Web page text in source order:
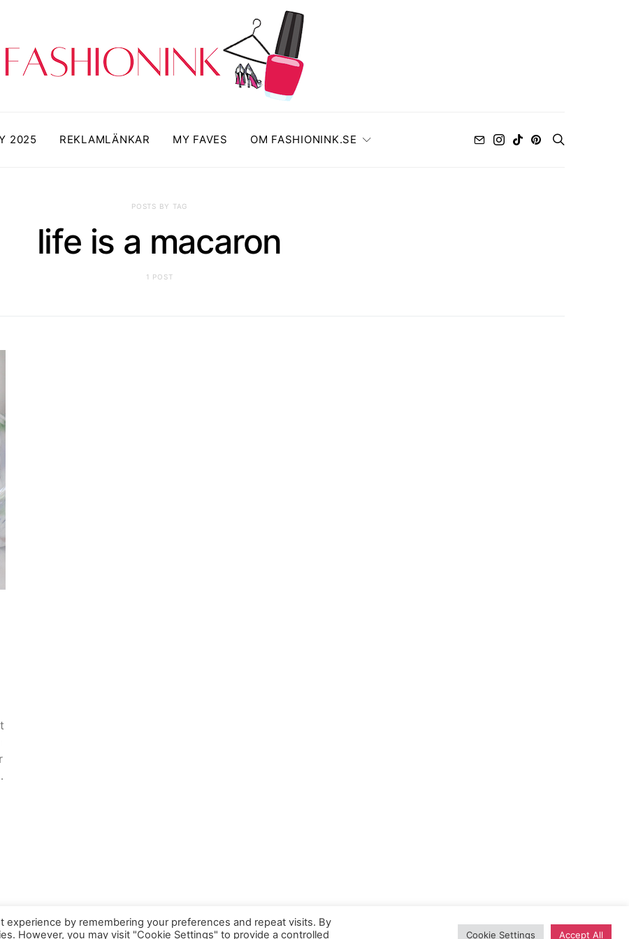
2025 REKLAMLÄNKAR MY FAVES OM FASHIONINK.SE
POSTS BY TAG
life is a macaron
1 POST
by remembering your preferences and repeat visits. By
However, you may visit "Cookie Settings" to provide a controlled
Cookie Settings Accept All